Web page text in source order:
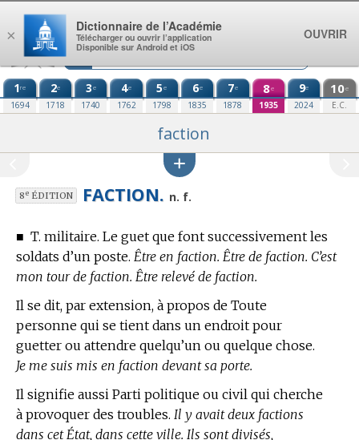
Aller au contenu
1re
1694
2e
1718
3e
1740
4e
1762
5e
1798
6e
1835
7e
1878
8e
1935
9e
2024
10e
E.C.
faction
8eÉDITION FACTION. n. f.
■ T. militaire. Le guet que font successivement les
soldats d’un poste. Être en faction. Être de faction. C’est
mon tour de faction. Être relevé de faction.
Il se dit, par extension, à propos de Toute
personne qui se tient dans un endroit pour
guetter ou attendre quelqu’un ou quelque chose.
Je me suis mis en faction devant sa porte.
Il signifie aussi Parti politique ou civil qui cherche
à provoquer des troubles. Il y avait deux factions
dans cet État, dans cette ville. Ils sont divisés,
×
Dictionnaire de l’Académie
Télécharger ou ouvrir l’application
Disponible sur Android et iOS
OUVRIR